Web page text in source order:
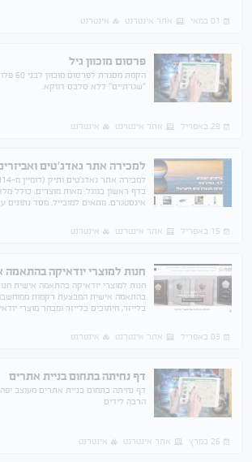
01 במאי
אתר אינטרנט אינטרנט
פרסום מוכוון גיל
הקמת
"שגרתיים" ללא סלבס דווקא.
28 באפריל אתר אינטרנט אינטרנט
למכירה אתר גאדג'טים
בדף ראשון בגוגל. מאות מוצרים, כולל
אינסטגרם. מתאים למובייל. מסד נתונים
15 באפריל
אתר אינטרנט אינטרנט
חנות למוצרי יודאיקה בהתאמה
חנות למוצרי יודאיקה בהתאמה אישית
בהתאמה אישית המבצעת רקמות
בלייזר, חיתוכים בלייזר ומבחר מוצרי
03 באפריל
אתר אינטרנט אינטרנט
דף נחיתה בתחום בניית אתרים
דף נחיתה בתחום בניית אתרים מעוצב
הרבה לידים
26 במרץ אתר אינטרנט אינטרנט